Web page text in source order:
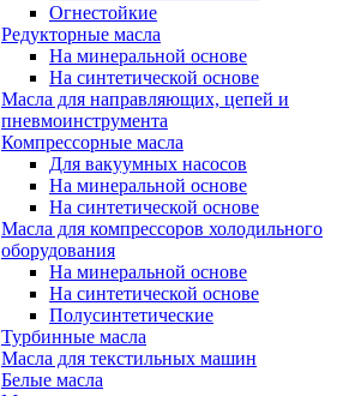
Огнестойкие
Редукторные масла
На минеральной основе
На синтетической основе
Масла для направляющих, цепей и
пневмоинструмента
Компрессорные масла
Для вакуумных насосов
На минеральной основе
На синтетической основе
Масла для компрессоров холодильного
оборудования
На минеральной основе
На синтетической основе
Полусинтетические
Турбинные масла
Масла для текстильных машин
Белые масла